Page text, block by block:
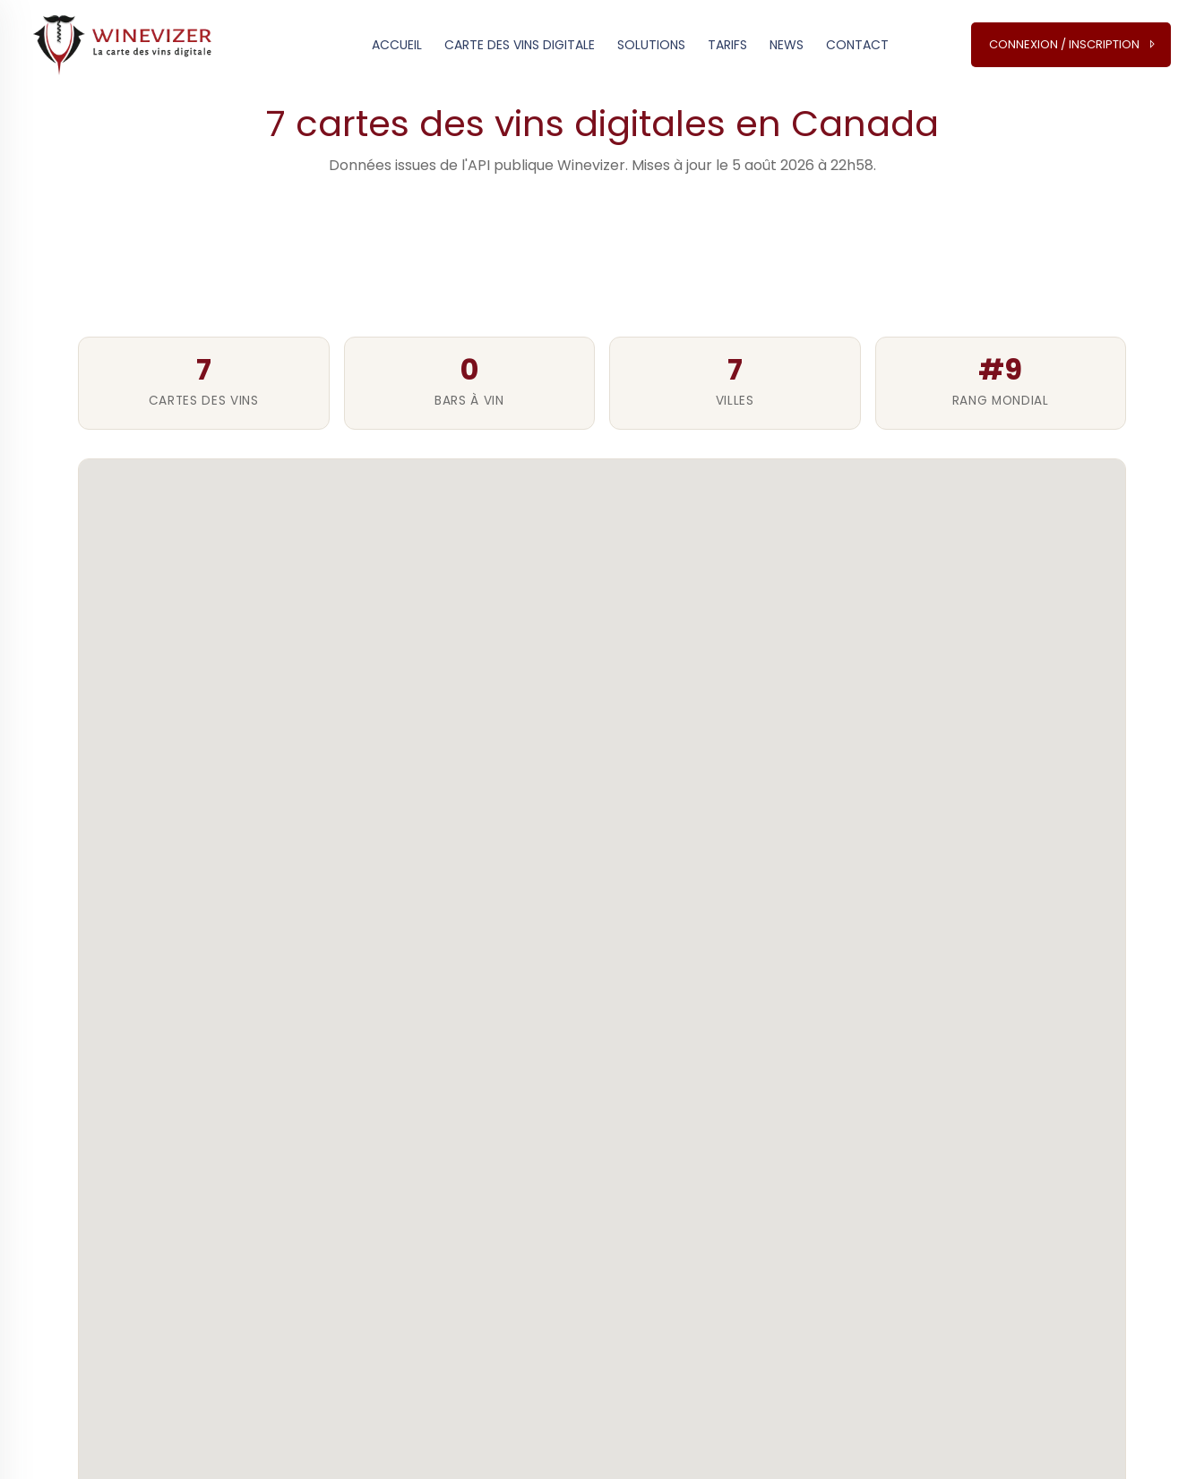
ACCUEIL CARTE DES VINS DIGITALE SOLUTIONS TARIFS NEWS CONTACT CONNEXION / INSCRIPTION
Accueil › Cartes des vins digitales · monde
7 cartes des vins digitales en Canada
Données issues de l'API publique Winevizer. Mises à jour le 5 août 2026 à 22h58.
7
CARTES DES VINS
0
BARS À VIN
7
VILLES
#9
RANG MONDIAL